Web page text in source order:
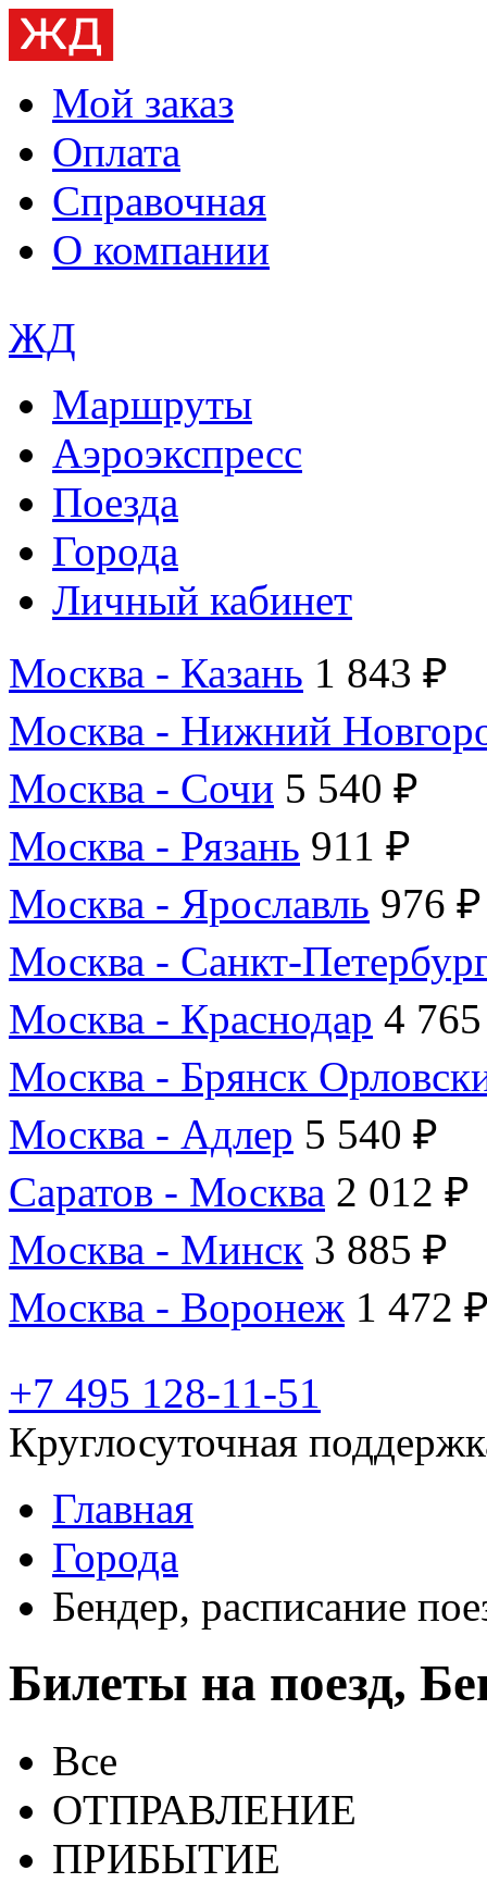
Мой заказ
Оплата
Справочная
О компании
ЖД
Маршруты
Аэроэкспресс
Поезда
Города
Личный кабинет
Москва - Казань 1 843 ₽
Москва - Нижний
Москва - Сочи 5 540 ₽
Москва - Рязань 911 ₽
Москва - Ярославль 976 ₽
Москва - Санкт-
Москва - Краснодар 4
Москва - Брянск
Москва - Адлер 5 540 ₽
Саратов - Москва 2 012 ₽
Москва - Минск 3 885 ₽
Москва - Воронеж 1 472
+7 495 128-11-51
Круглосуточная
Главная
Города
Бендер, расписание
Билеты на поезд,
Все
ОТПРАВЛЕНИЕ
ПРИБЫТИЕ